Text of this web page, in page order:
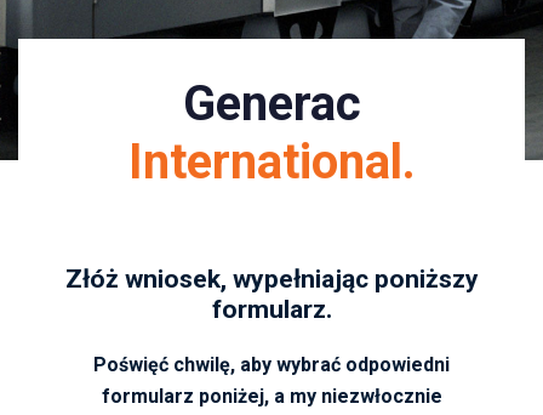
Generac
International.
Złóż wniosek, wypełniając poniższy
formularz.
Poświęć chwilę, aby wybrać odpowiedni
formularz poniżej, a my niezwłocznie